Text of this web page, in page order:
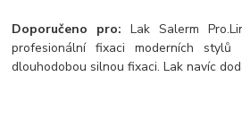
Doporučeno pro: Lak Salerm
profesionální fixaci moderních stylů
dlouhodobou silnou fixaci. Lak navíc